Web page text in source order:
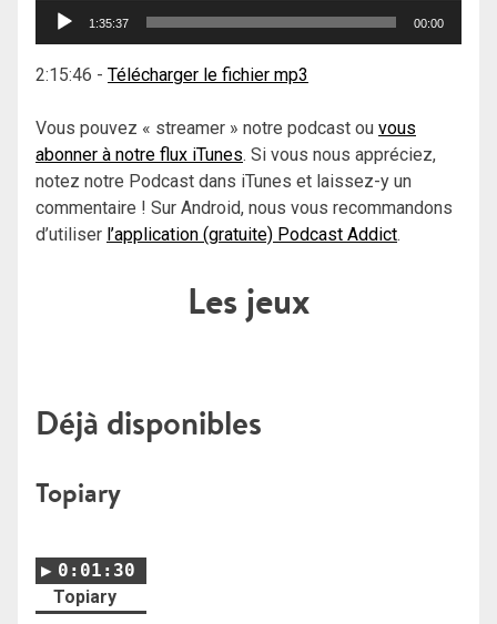
Lecteur
1:35:37 00:00
2:15:46 - Télécharger le fichier mp3
Vous pouvez « streamer » notre podcast ou vous
abonner à notre flux iTunes. Si vous nous appréciez,
notez notre Podcast dans iTunes et laissez-y un
commentaire ! Sur Android, nous vous recommandons
d’utiliser l’application (gratuite) Podcast Addict.
Les jeux
Déjà disponibles
Topiary
0:01:30
Topiary